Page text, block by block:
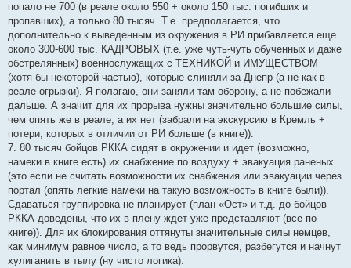
попало не 700 (в реале около 550 + около 150 тыс. погибших и
пропавших), а только 80 тысяч. Т.е. предполагается, что
дополнительно к выведенным из окружения в РИ прибавляется еще
около 300-600 тыс. КАДРОВЫХ (т.е. уже чуть-чуть обученных и даже
обстрелянных) военнослужащих с ТЕХНИКОЙ и ИМУЩЕСТВОМ
(хотя бы некоторой частью), которые слиняли за Днепр (а не как в
реале огрызки). Я полагаю, они заняли там оборону, а не побежали
дальше. А значит для их прорыва нужны значительно большие силы,
чем опять же в реале, а их нет (забрали на экскурсию в Кремль +
потери, которых в отличии от РИ больше (в книге)).
7. 80 тысяч бойцов РККА сидят в окружении и идет (возможно,
намеки в книге есть) их снабжение по воздуху + эвакуация раненых
(это если не считать возможности их снабжения или эвакуации через
портал (опять легкие намеки на такую возможность в книге были)).
Сдаваться группировка не планирует (план «Ост» и т.д. до бойцов
РККА доведены, что их в плену ждет уже представляют (все по
книге)). Для их блокирования оттянуты значительные силы немцев,
как минимум равное число, а то ведь прорвутся, разбегутся и начнут
хулиганить в тылу (ну чисто логика).